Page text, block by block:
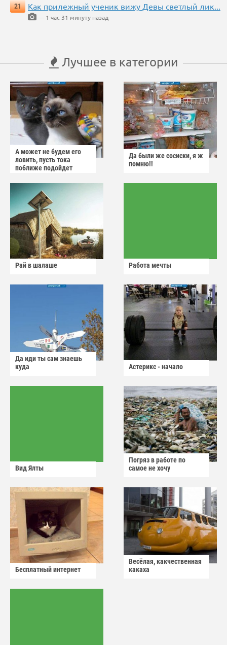
21
Как прилежный ученик вижу Девы светлый лик...
— 1 час 31 минуту назад
Лучшее в категории
А может не будем его
ловить, пусть тока
поближе подойдет
Да были же сосиски, я ж
помню!!
Рай в шалаше Работа мечты
Да иди ты сам знаешь
куда
Астерикс - начало
Вид Ялты
Погряз в работе по
самое не хочу
Бесплатный интернет
Весёлая, какчественная
какаха